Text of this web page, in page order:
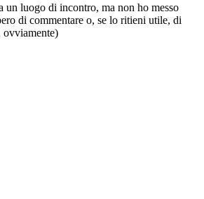
un luogo di incontro, ma non ho messo
di commentare o, se lo ritieni utile, di
ovviamente)